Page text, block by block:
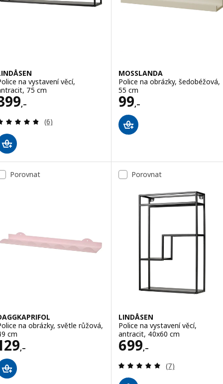
na vystavení věcí,
75 cm
,– 399,–
Recenze: 4.8 z 5 hvězdy. Celkem recenzí:
(6)
MOSSLANDA
Police na obrázky, šedobéžová,
55 cm
99,–
Cena 99,–
Porovnat
na obrázky, světle růžová,
cm
,– 129,–
Porovnat
LINDÅSEN
Police na vystavení věcí,
antracit, 40x60 cm
699,–
Cena 699,–
Recenze: 4.9 z
(7)